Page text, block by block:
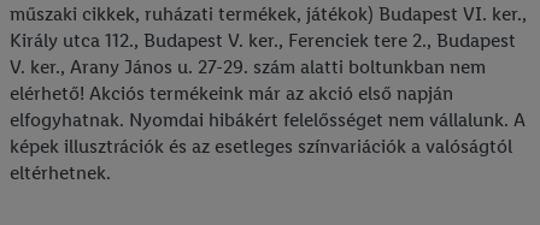
műszaki cikkek, ruházati termékek, játékok) Budapest VI. ker.,
Király utca 112., Budapest V. ker., Ferenciek tere 2., Budapest
V. ker., Arany János u. 27-29. szám alatti boltunkban nem
elérhető! Akciós termékeink már az akció első napján
elfogyhatnak. Nyomdai hibákért felelősséget nem vállalunk. A
képek illusztrációk és az esetleges színvariációk a valóságtól
eltérhetnek.